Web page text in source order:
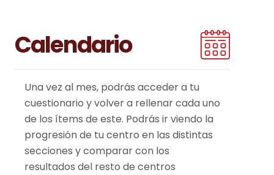
Calendario
Una vez al mes, podrás acceder a tu
cuestionario y volver a rellenar cada uno
de los ítems de este. Podrás ir viendo la
progresión de tu centro en las distintas
secciones y comparar con los
resultados del resto de centros